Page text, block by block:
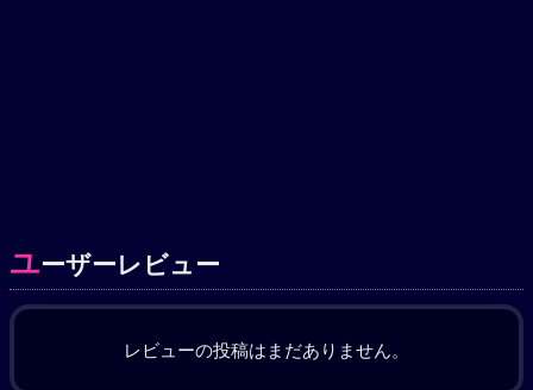
ユーザーレビュー
レビューの投稿はまだありません。